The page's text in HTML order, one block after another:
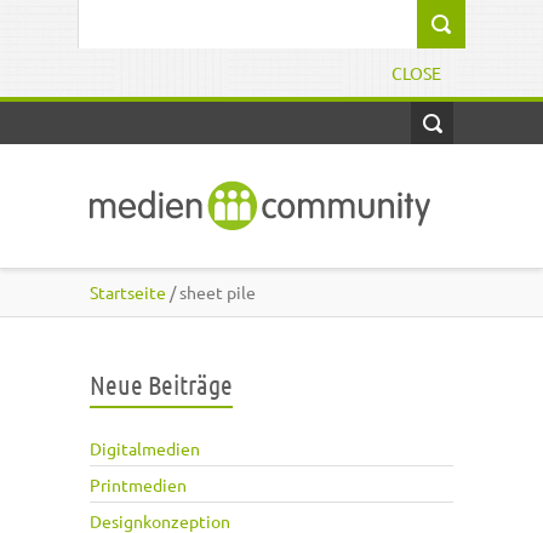
CLOSE
Startseite / sheet pile
Neue Beiträge
Digitalmedien
Printmedien
Designkonzeption